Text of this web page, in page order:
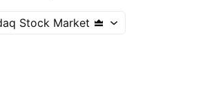
Stock Market